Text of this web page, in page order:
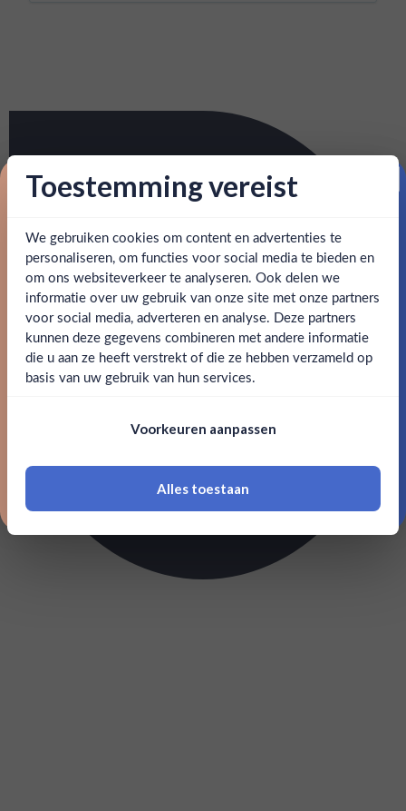
Ben jij 18 jaar of ouder?
Ja Nee
18 jaar of ouder zijn
Toestemming vereist
We gebruiken cookies om content en advertenties te
personaliseren, om functies voor social media te bieden en
om ons websiteverkeer te analyseren. Ook delen we
informatie over uw gebruik van onze site met onze partners
voor social media, adverteren en analyse. Deze partners
kunnen deze gegevens combineren met andere informatie
die u aan ze heeft verstrekt of die ze hebben verzameld op
basis van uw gebruik van hun services.
Voorkeuren aanpassen
Alles toestaan
Proost op je eerste korting!
Schrijf je in en ontvang direct 5% korting op je eerste
bestelling.
Email
Claim mijn korting